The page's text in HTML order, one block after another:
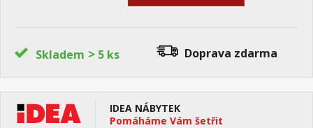
Skladem > 5 ks Doprava zdarma
IDEA NÁBYTEK
Pomáháme Vám šetřit